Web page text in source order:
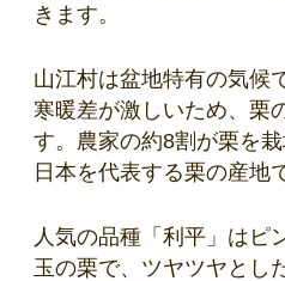
きます。
山江村は盆地特有の気候
寒暖差が激しいため、栗
す。農家の約8割が栗を
日本を代表する栗の産地
人気の品種「利平」はピ
玉の栗で、ツヤツヤとし